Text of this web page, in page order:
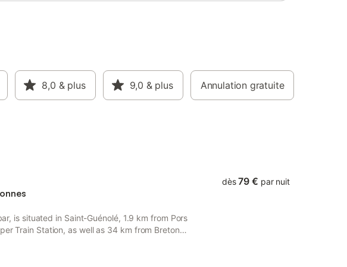
8,0 & plus 9,0 & plus Annulation gratuite
is situated in Saint-Guénolé, 1.9 km from Pors
Train Station, as well as 34 km from Breton
dès 79 € par nuit